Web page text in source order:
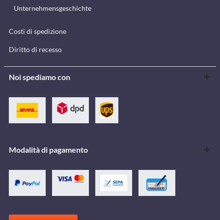
Unternehmensgeschichte
Costi di spedizione
Diritto di recesso
Noi spediamo con
Modalità di pagamento